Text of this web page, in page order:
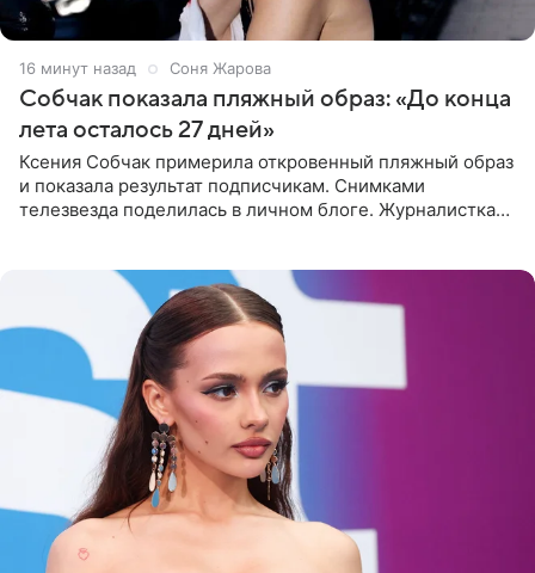
16 минут назад Соня Жарова
Собчак показала пляжный образ: «До конца
лета осталось 27 дней»
Ксения Собчак примерила откровенный пляжный образ
и показала результат подписчикам. Снимками
телезвезда поделилась в личном блоге. Журналистка